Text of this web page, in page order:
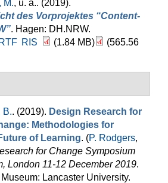
M., u. a.. (2019).
des Vorprojektes “Content-
. Hagen: DH.NRW.
RTF RIS (1.84 MB)
(565.56
B.. (2019). Design Research for
Methodologies for
of Learning. (P. Rodgers,
for Change Symposium
London 11-12 December 2019.
Lancaster University.